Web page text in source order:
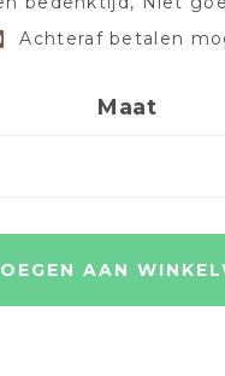
Achteraf betalen
Maat
AAN